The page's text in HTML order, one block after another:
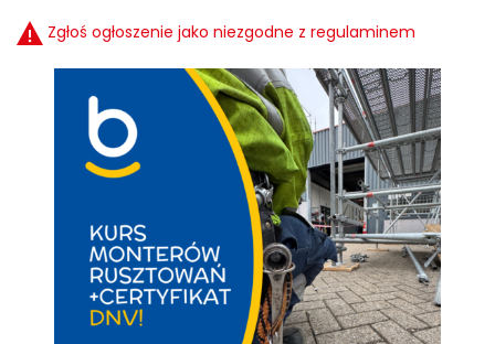
Zgłoś ogłoszenie jako niezgodne z regulaminem